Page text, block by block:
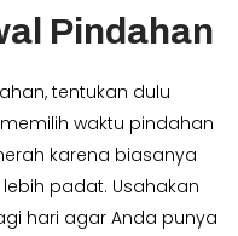
Pindahan
tentukan dulu
waktu pindahan
karena biasanya
padat. Usahakan
hari agar Anda punya